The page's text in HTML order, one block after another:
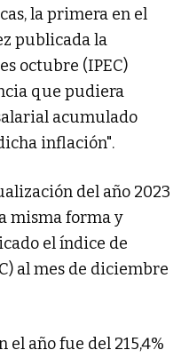
la primera en el
publicada la
octubre (IPEC)
que pudiera
acumulado
inflación".
del año 2023
misma forma y
el índice de
al mes de diciembre
año fue del 215,4%